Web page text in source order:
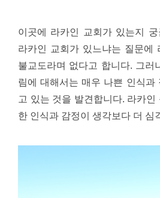
이곳에 라카인 교회가 있는지 궁
라카인 교회가 있느냐는 질문에
불교도라며 없다고 합니다. 그러
림에 대해서는 매우 나쁜 인식과
고 있는 것을 발견합니다. 라카인
한 인식과 감정이 생각보다 더 심